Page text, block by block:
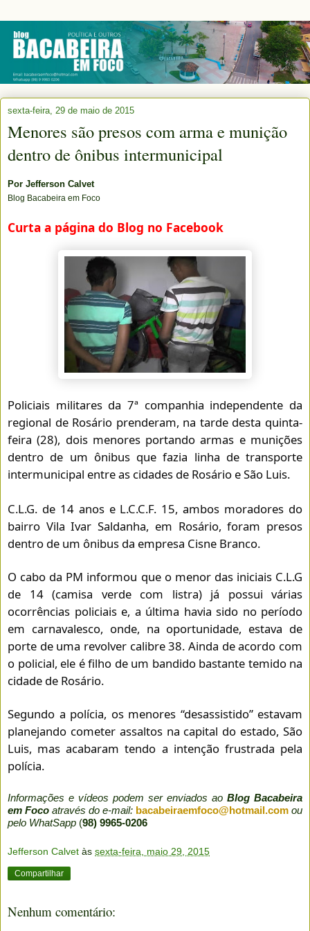
sexta-feira, 29 de maio de 2015
Menores são presos com arma e munição
dentro de ônibus intermunicipal
Por Jefferson Calvet
Blog Bacabeira em Foco
Curta a página do Blog no Facebook
Policiais militares da 7ª companhia independente da
regional de Rosário prenderam, na tarde desta quinta-
feira (28), dois menores portando armas e munições
dentro de um ônibus que fazia linha de transporte
intermunicipal entre as cidades de Rosário e São Luis.
C.L.G. de 14 anos e L.C.C.F. 15, ambos moradores do
bairro Vila Ivar Saldanha, em Rosário, foram presos
dentro de um ônibus da empresa Cisne Branco.
O cabo da PM informou que o menor das iniciais C.L.G
de 14 (camisa verde com listra) já possui várias
ocorrências policiais e, a última havia sido no período
em carnavalesco, onde, na oportunidade, estava de
porte de uma revolver calibre 38. Ainda de acordo com
o policial, ele é filho de um bandido bastante temido na
cidade de Rosário.
Segundo a polícia, os menores “desassistido” estavam
planejando cometer assaltos na capital do estado, São
Luis, mas acabaram tendo a intenção frustrada pela
polícia.
Informações e vídeos podem ser enviados ao Blog Bacabeira
em Foco através do e-mail: bacabeiraemfoco@hotmail.com ou
pelo WhatSapp (98) 9965-0206
Jefferson Calvet às sexta-feira, maio 29, 2015
Compartilhar
Nenhum comentário: